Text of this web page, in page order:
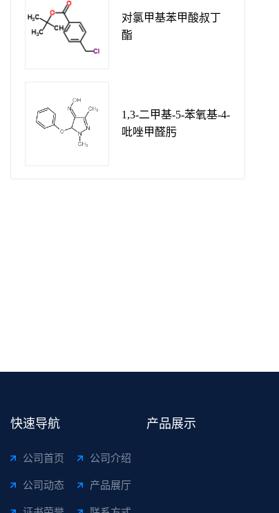
对氯甲基苯甲酸叔丁
酯
1,3-二甲基-5-苯氧基-4-
吡唑甲醛肟
快速导航
公司首页 公司介绍
公司动态 产品展厅
产品展示